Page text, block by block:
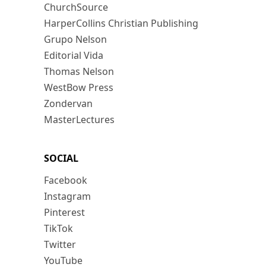
ChurchSource
HarperCollins Christian Publishing
Grupo Nelson
Editorial Vida
Thomas Nelson
WestBow Press
Zondervan
MasterLectures
SOCIAL
Facebook
Instagram
Pinterest
TikTok
Twitter
YouTube